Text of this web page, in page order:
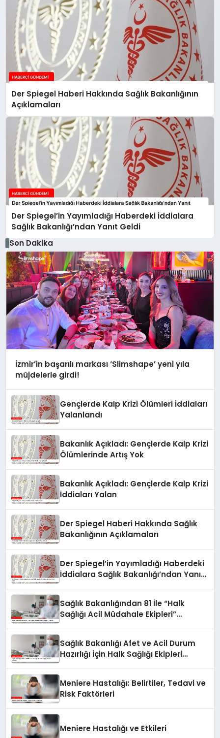
Der Spiegel Haberi Hakkında Sağlık Bakanlığının
Açıklamaları
Der Spiegel’in Yayımladığı Haberdeki İddialara
Sağlık Bakanlığı’ndan Yanıt Geldi
Son Dakika
İzmir’in başarılı markası ‘Slimshape’ yeni yıla
müjdelerle girdi!
Gençlerde Kalp Krizi Ölümleri İddiaları
Yalanlandı
Bakanlık Açıkladı: Gençlerde Kalp Krizi
Ölümlerinde Artış Yok
Bakanlık Açıkladı: Gençlerde Kalp Krizi
İddiaları Yalan
Der Spiegel Haberi Hakkında Sağlık
Bakanlığının Açıklamaları
Der Spiegel’in Yayımladığı Haberdeki
İddialara Sağlık Bakanlığı’ndan Yanıt
Sağlık Bakanlığından 81 İle “Halk
Sağlığı Acil Müdahale Ekipleri”
Sağlık Bakanlığı Afet ve Acil Durum
Hazırlığı İçin Halk Sağlığı Ekipleri
Meniere Hastalığı: Belirtiler, Tedavi ve
Risk Faktörleri
Meniere Hastalığı ve Etkileri